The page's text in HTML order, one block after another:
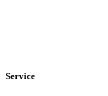
Service